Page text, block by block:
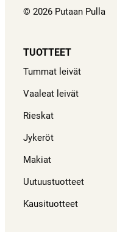
© 2026 Putaan Pulla
TUOTTEET
Tummat leivät
Vaaleat leivät
Rieskat
Jykeröt
Makiat
Uutuustuotteet
Kausituotteet